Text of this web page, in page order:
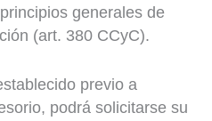
generales de
(art. 380 CCyC).
previo a
podrá solicitarse su